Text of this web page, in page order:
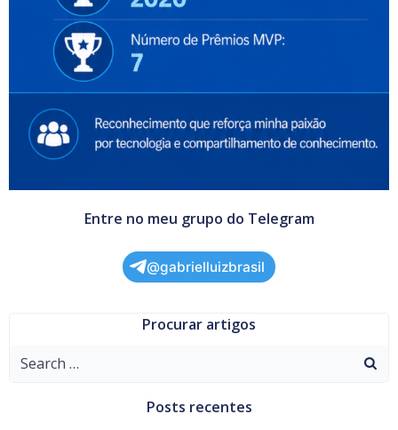
Entre no meu grupo do Telegram
@gabrielluizbrasil
Procurar artigos
Search
Posts recentes